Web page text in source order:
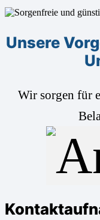
Unsere
Wir sorgen für